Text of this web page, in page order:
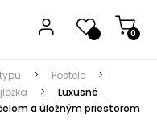
0
Postele
Luxusné
a úložným priestorom